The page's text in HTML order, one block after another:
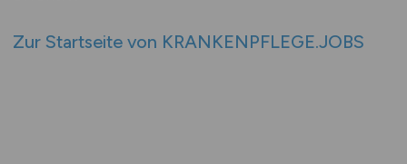
Zur Startseite von KRANKENPFLEGE.JOBS